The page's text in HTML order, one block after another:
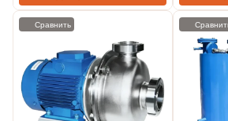
Сравнить